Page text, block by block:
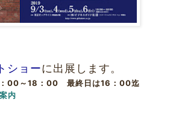
ショーに出展します。
00～18：00 最終日は16：00迄
内